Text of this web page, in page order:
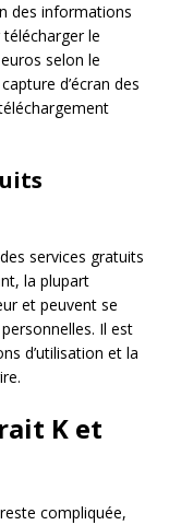
des informations
le
selon le
d’écran des
services gratuits
la plupart
et peuvent se
Il est
d’utilisation et la
K et
compliquée,